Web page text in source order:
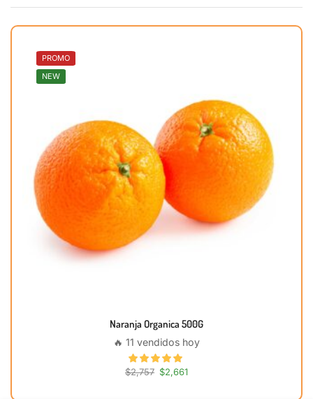
PROMO
NEW
Naranja Organica 500G
🔥 11 vendidos hoy
$2,757 $2,661